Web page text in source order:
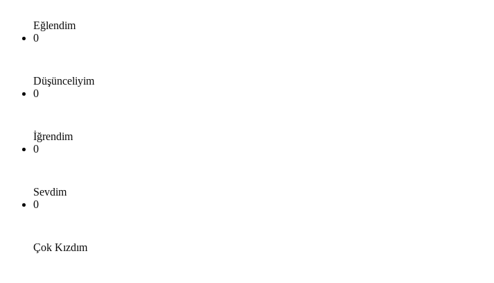
Eğlendim
0
Düşünceliyim
0
İğrendim
0
Sevdim
0
Çok Kızdım